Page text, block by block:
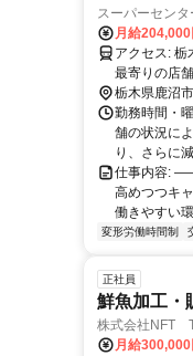
スーパーセン
月給
アクセス: 栃木県鹿沼市茂呂923番7 勤務地：配属は所在地の都道府県 ※初任地は
最寄りの店
務いずれか
栃木県鹿沼市
勤務時間・
舗の状況に
り、さらに
仕事内容:
⾼めつつキ
働きやすい
変形労働時間制
正社員
鮮魚加工・
株式会社NFT
月給